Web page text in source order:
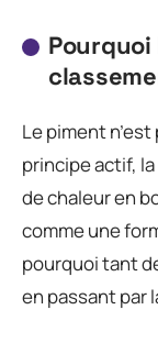
Le piment
principe actif,
de chaleur en
comme une
pourquoi tant
en passant par